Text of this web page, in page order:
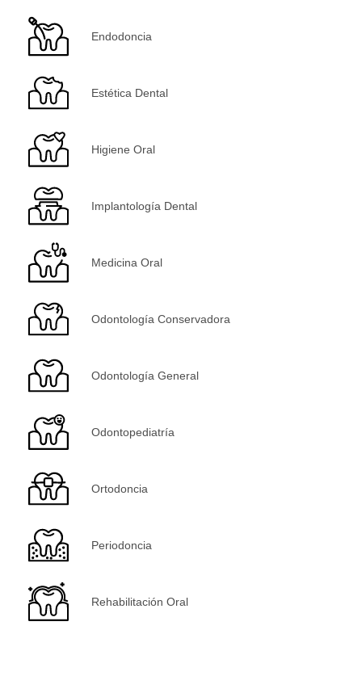
Endodoncia
Estética Dental
Higiene Oral
Implantología Dental
Medicina Oral
Odontología Conservadora
Odontología General
Odontopediatría
Ortodoncia
Periodoncia
Rehabilitación Oral